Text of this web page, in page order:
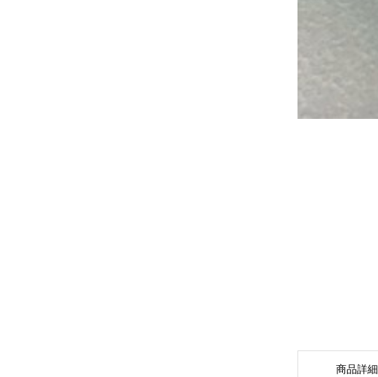
商品詳細